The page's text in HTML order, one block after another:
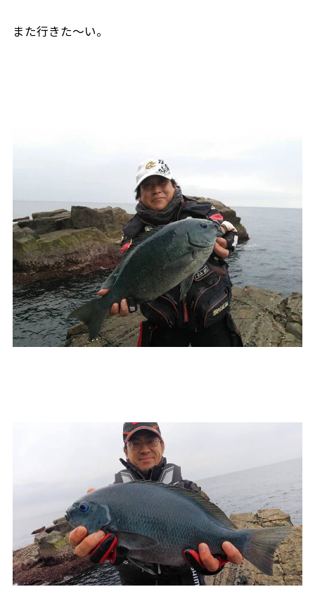
また行きた〜い。